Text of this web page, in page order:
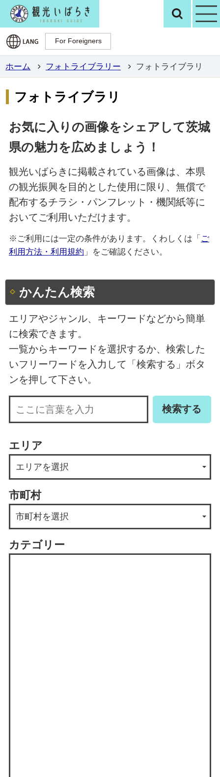
観光いばらき検
For Foreigners
For Foreigners
ホーム フォトライブラリー フォトライブラリ
フォトライブラリ
お気に入りの画像をシェアして茨城
県の魅力を広めましょう！
観光いばらきに掲載されている画像は、本県
の観光振興を目的とした使用に限り、無償で
配布するチラシ・パンフレット・機関紙等に
おいてご利用いただけます。
※ご利用には一定の条件があります。くわしくは「ご
利用方法・利用規約 」をご確認ください。
かんたん検索
エリアやジャンル、キーワードなどから簡単
に検索できます。
一覧からキーワードを選択するか、検索した
いフリーワードを入力して「検索する」ボタ
ンを押して下さい。
エリア
市町村
カテゴリー